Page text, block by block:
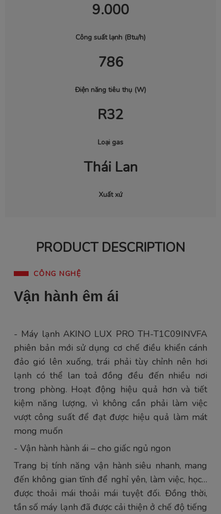
9.000
Công suất lạnh (Btu/h)
786
Điện năng tiêu thụ (W)
R32
Loại gas
Thái Lan
Xuất xứ
PRODUCT DESCRIPTION
CÔNG NGHỆ
Vận hành êm ái
- Máy lạnh AKINO LUX PRO TH-T1C09INVFA
phiên bản mới sử dụng cơ chế điều khiển cánh
đảo gió lên xuống, trái phải tùy chỉnh nên hơi
lạnh có thể lan toả đồng đều đến nhiều nơi
trong phòng. Hoạt động hiệu quả hơn và tiết
kiệm năng lượng, vì không cần phải làm việc
vượt công suất để đạt được hiệu quả làm mát
mong muốn
- Vận hành hành ái – cho giấc ngủ ngon
Trang bị tính năng vận hành siêu nhanh, mang
đến không gian tĩnh để nghỉ yên, làm việc, học…
được thoải mái thoải mái tuyệt đối. Đồng thời,
tần số máy lạnh đã được cải thiện ở chế độ tiếng